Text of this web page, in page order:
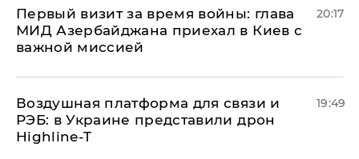
Первый визит за время войны: глава
МИД Азербайджана приехал в Киев с
важной миссией
20:17
Воздушная платформа для связи и
РЭБ: в Украине представили дрон
Highline-T
19:49